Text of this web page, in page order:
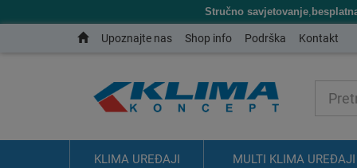
Stručno savjetovanje,
Upoznajte nas Shop info Podrška Kontakt
KLIMA UREĐAJI MULTI KLIMA UREĐAJI